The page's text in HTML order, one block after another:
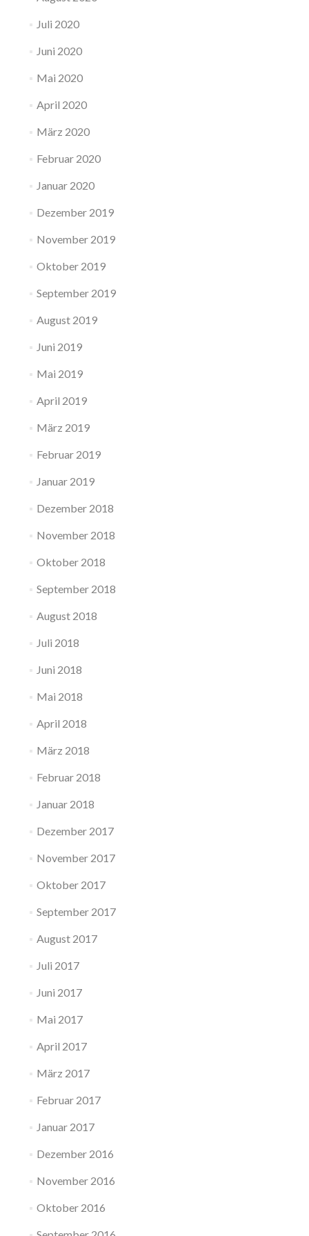
Juli 2020
Juni 2020
Mai 2020
April 2020
März 2020
Februar 2020
Januar 2020
Dezember 2019
November 2019
Oktober 2019
September 2019
August 2019
Juni 2019
Mai 2019
April 2019
März 2019
Februar 2019
Januar 2019
Dezember 2018
November 2018
Oktober 2018
September 2018
August 2018
Juli 2018
Juni 2018
Mai 2018
April 2018
März 2018
Februar 2018
Januar 2018
Dezember 2017
November 2017
Oktober 2017
September 2017
August 2017
Juli 2017
Juni 2017
Mai 2017
April 2017
März 2017
Februar 2017
Januar 2017
Dezember 2016
November 2016
Oktober 2016